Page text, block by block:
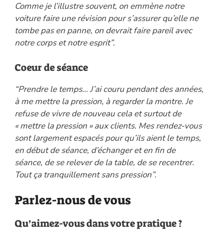
Comme je l’illustre souvent, on emmène notre
voiture faire une révision pour s’assurer qu’elle ne
tombe pas en panne, on devrait faire pareil avec
notre corps et notre esprit”.
Coeur de séance
“Prendre le temps… J’ai couru pendant des années,
à me mettre la pression, à regarder la montre. Je
refuse de vivre de nouveau cela et surtout de
« mettre la pression » aux clients. Mes rendez-vous
sont largement espacés pour qu’ils aient le temps,
en début de séance, d’échanger et en fin de
séance, de se relever de la table, de se recentrer.
Tout ça tranquillement sans pression”.
Parlez-nous de vous
Qu’aimez-vous dans votre pratique ?